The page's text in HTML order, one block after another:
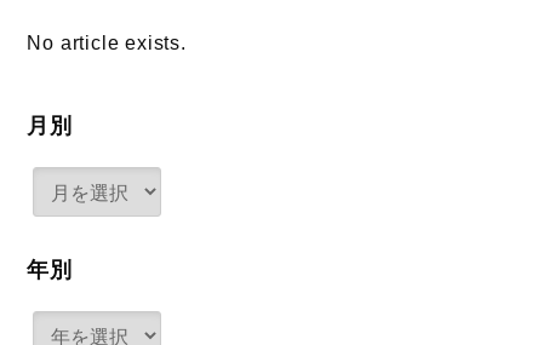
No article exists.
月別
年別